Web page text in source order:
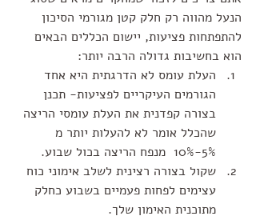
הנעל מהווה רק חלק קטן מגורמי הסיכון
להתפתחות פציעות, יישום הכללים הבאים
הוא בחשיבות גדולה הרבה יותר:
העלת עומס לא הדרגתית היא אחד
הגורמים העיקריים לפציעות- תכנן
בצורה קפדנית את העלת עומסי הריצה
שהכלל אומר לא להעלות יותר מ
5%-10%  מנפח הריצה בכול שבוע.
שקול בצורה רצינית לשלב אימוני כוח
עצימים לפחות פעמיים בשבוע כחלק
מתוכנית האימון שלך.